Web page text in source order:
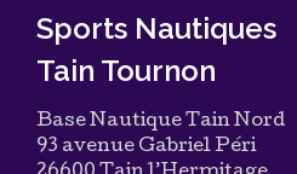
Sports Nautiques
Tain Tournon
Base Nautique Tain Nord
93 avenue Gabriel Péri